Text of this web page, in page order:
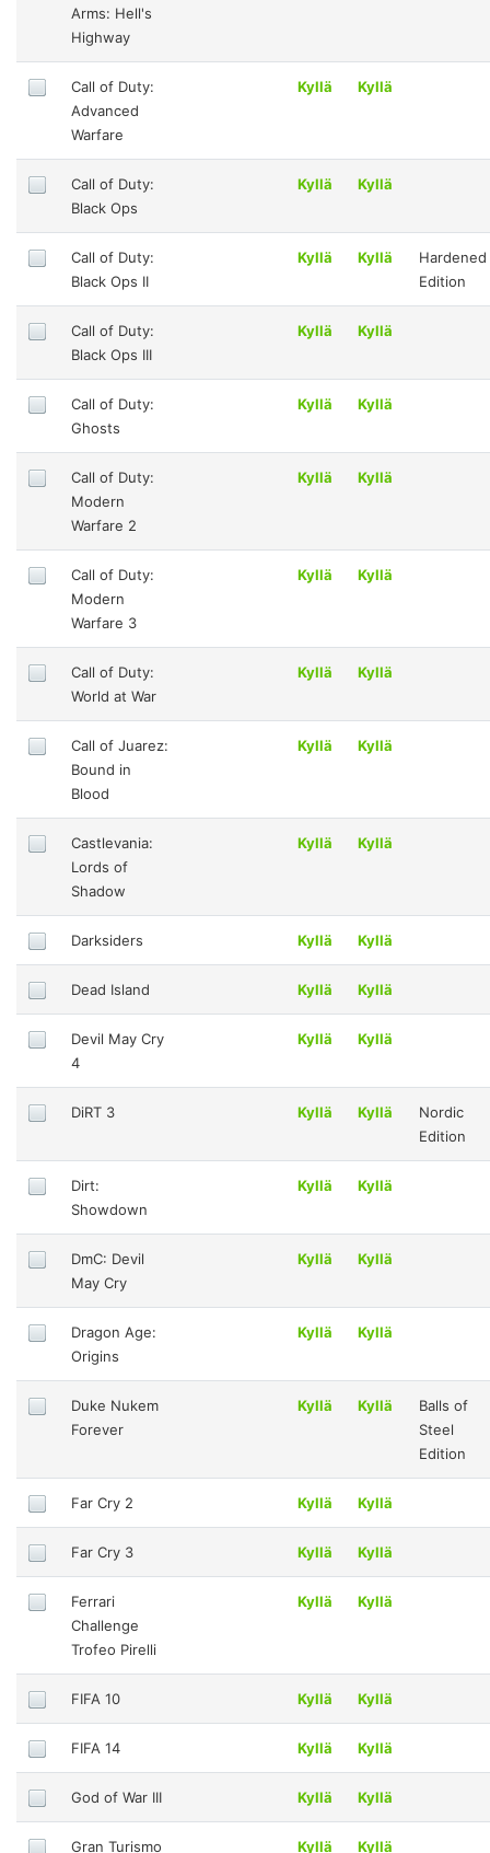
Arms: Hell's
Highway
Call of Duty:
Advanced
Warfare
Kyllä Kyllä
Call of Duty:
Black Ops
Kyllä Kyllä
Call of Duty:
Black Ops II
Kyllä Kyllä
Hardened
Edition
Call of Duty:
Black Ops III
Kyllä Kyllä
Call of Duty:
Ghosts
Kyllä Kyllä
Call of Duty:
Modern
Warfare 2
Kyllä Kyllä
Call of Duty:
Modern
Warfare 3
Kyllä Kyllä
Call of Duty:
World at War
Kyllä Kyllä
Call of Juarez:
Bound in
Blood
Kyllä Kyllä
Castlevania:
Lords of
Shadow
Kyllä Kyllä
Darksiders Kyllä Kyllä
Dead Island Kyllä Kyllä
Devil May Cry
4
Kyllä Kyllä
DiRT 3 Kyllä Kyllä
Nordic
Edition
Dirt:
Showdown
Kyllä Kyllä
DmC: Devil
May Cry
Kyllä Kyllä
Dragon Age:
Origins
Kyllä Kyllä
Duke Nukem
Forever
Kyllä Kyllä
Balls of
Steel
Edition
Far Cry 2 Kyllä Kyllä
Far Cry 3 Kyllä Kyllä
Ferrari
Challenge
Trofeo Pirelli
Kyllä Kyllä
FIFA 10 Kyllä Kyllä
FIFA 14 Kyllä Kyllä
God of War III Kyllä Kyllä
Gran Turismo Kyllä Kyllä